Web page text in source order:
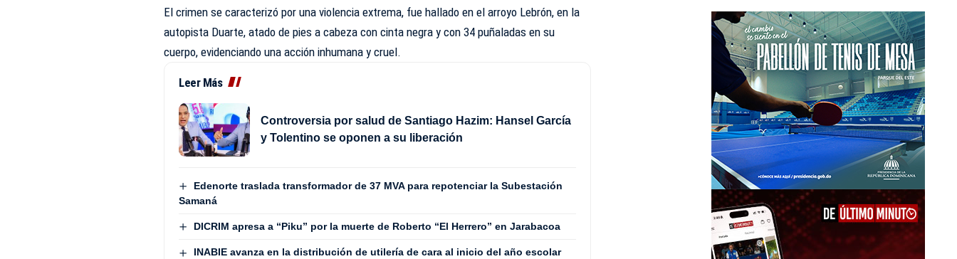
El crimen se caracterizó por una violencia extrema, fue hallado en el arroyo Lebrón, en la
autopista Duarte, atado de pies a cabeza con cinta negra y con 34 puñaladas en su
cuerpo, evidenciando una acción inhumana y cruel.
Leer Más
Controversia por salud de Santiago Hazim: Hansel García
y Tolentino se oponen a su liberación
Edenorte traslada transformador de 37 MVA para repotenciar la Subestación
Samaná
DICRIM apresa a “Piku” por la muerte de Roberto “El Herrero” en Jarabacoa
INABIE avanza en la distribución de utilería de cara al inicio del año escolar